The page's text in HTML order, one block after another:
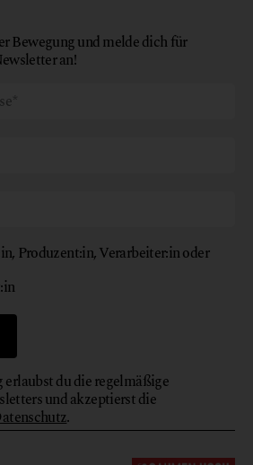
Bewegung und melde dich für
an!
Produzent:in, Verarbeiter:in oder
du die regelmäßige
und akzeptierst die
.